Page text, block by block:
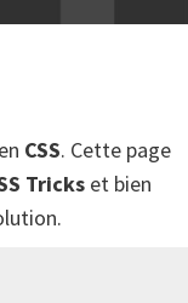
en CSS. Cette page
Tricks et bien